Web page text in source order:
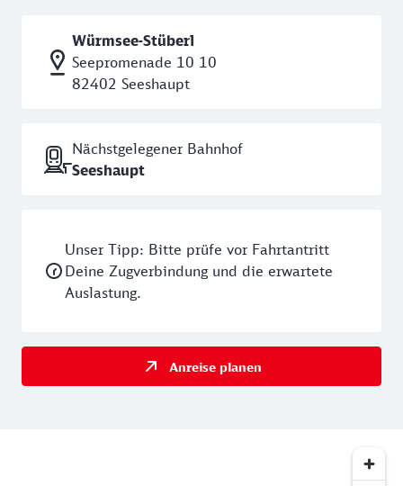
Würmsee-Stüberl
Seepromenade 10 10
82402 Seeshaupt
Nächstgelegener Bahnhof
Seeshaupt
Unser Tipp: Bitte prüfe vor Fahrtantritt
Deine Zugverbindung und die erwartete
Auslastung.
Anreise planen